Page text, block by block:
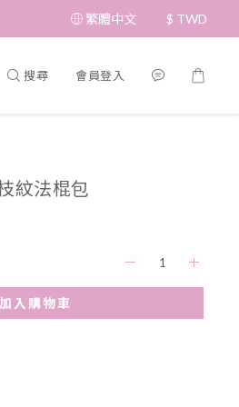
繁體中文 $ TWD
搜尋 會員登入
紋法棍包
加入購物車